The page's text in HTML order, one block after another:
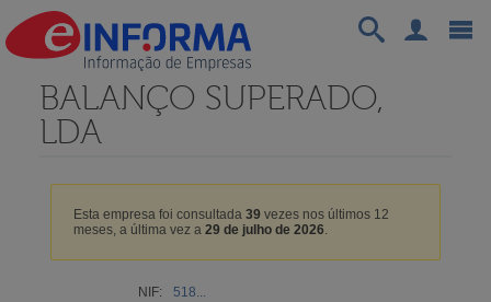
BALANÇO SUPERADO,
LDA
Esta empresa foi consultada 39 vezes nos últimos 12
meses, a última vez a 29 de julho de 2026.
NIF:
518...